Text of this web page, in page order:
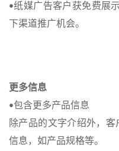
•纸媒广告客户获免费展
下渠道推广机会。
更多信息
•包含更多产品信息
除产品的文字介绍外，客
信息，如产品规格等。